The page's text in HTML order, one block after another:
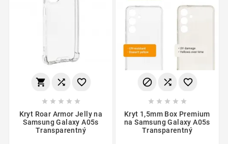
  
    
Kryt Roar Armor Jelly na
Samsung Galaxy A05s
Transparentný
  
    
Kryt 1,5mm Box Premium
na Samsung Galaxy A05s
Transparentný